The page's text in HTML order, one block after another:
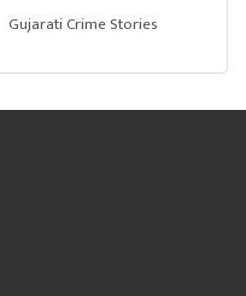
Gujarati Crime Stories